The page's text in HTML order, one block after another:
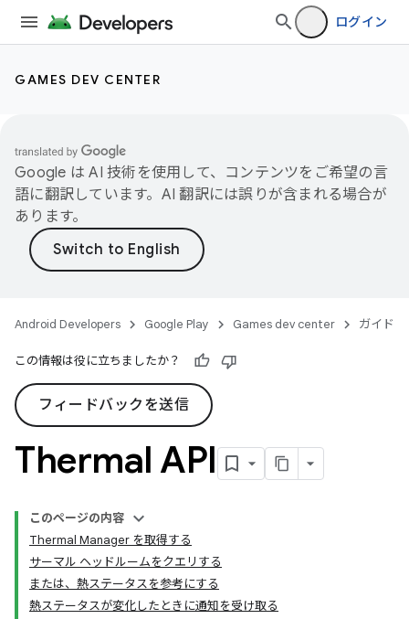
ログイン
GAMES DEV CENTER
Google は AI 技術を使用して、コンテンツをご希望の言
語に翻訳しています。AI 翻訳には誤りが含まれる場合が
あります。
Android Developers Google Play Games dev center ガイド
この情報は役に立ちましたか？
フィードバックを送信
Thermal API
このページの内容
Thermal Manager を取得する
サーマル ヘッドルームをクエリする
または、熱ステータスを参考にする
熱ステータスが変化したときに通知を受け取る